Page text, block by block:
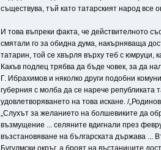
съществува, тъй като татарският народ все
И това въпреки факта, че действителното
смятали го за обидна дума, накърняваща
татарин, той се хвърля върху теб с юмруци,
Какъв подлец трябва да бъде човек, за да
Г. Ибрахимов и няколко други подобни
губерния с молба да се нарече републиката
удовлетворяването на това искане. /
„Слухът за желанието на болшевиките да
възмущение ... селяните вдигнали през
възстановяване на българската държава ...
Бугулмски окръг, а броят на въстаниците